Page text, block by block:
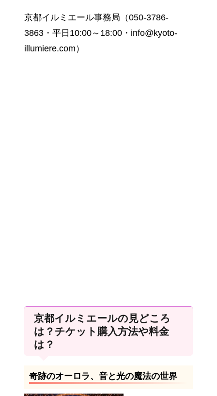
京都イルミエール事務局（050-3786-
3863・平日10:00～18:00・info@kyoto-
illumiere.com）
京都イルミエールの見どころ
は？チケット購入方法や料金
は？
奇跡のオーロラ、音と光の魔法の世界